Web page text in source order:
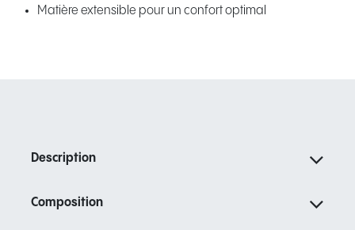
Matière extensible pour un confort optimal
Description
Composition